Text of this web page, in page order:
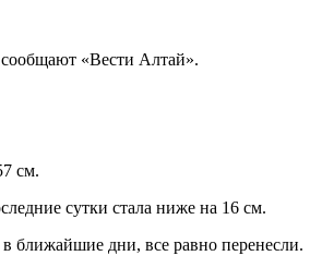
«Вести Алтай».
см.
сутки стала ниже на 16 см.
ближайшие дни, все равно перенесли.